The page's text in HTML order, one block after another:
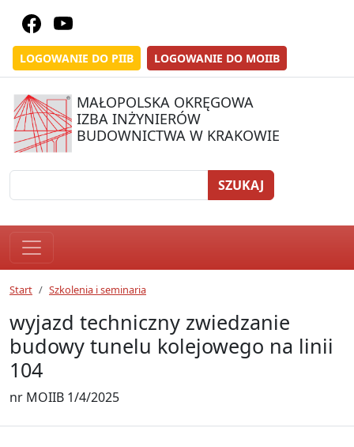
LOGOWANIE DO PIIB LOGOWANIE DO MOIIB
MAŁOPOLSKA OKRĘGOWA
IZBA INŻYNIERÓW
BUDOWNICTWA W KRAKOWIE
SZUKAJ
Start Szkolenia i seminaria
wyjazd techniczny zwiedzanie
budowy tunelu kolejowego na linii
104
nr MOIIB 1/4/2025